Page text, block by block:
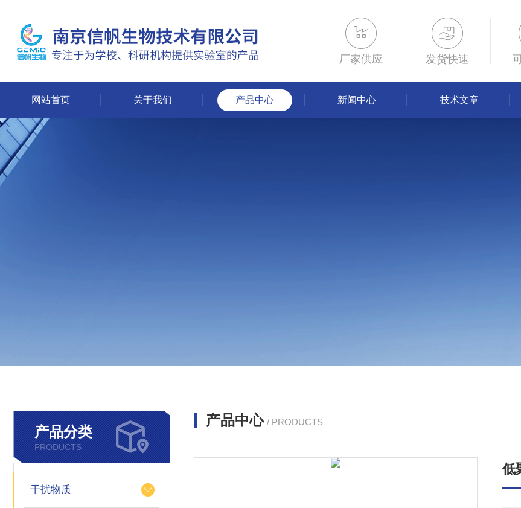
厂家供应 发货快速
网站首页 关于我们 产品中心 新闻中心 技术文章
产品分类
PRODUCTS
干扰物质
产品中心 / PRODUCTS
低